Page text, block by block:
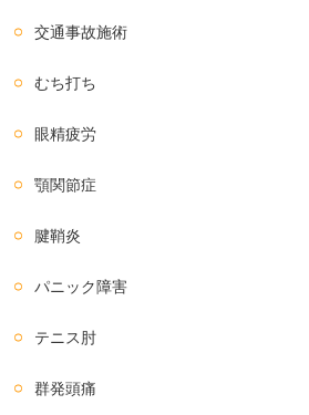
交通事故施術
むち打ち
眼精疲労
顎関節症
腱鞘炎
パニック障害
テニス肘
群発頭痛